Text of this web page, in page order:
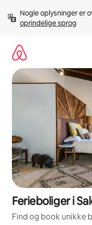
videre
Nogle oplysninger er
oprindelige sprog
Ferieboliger i
Find og book unikke